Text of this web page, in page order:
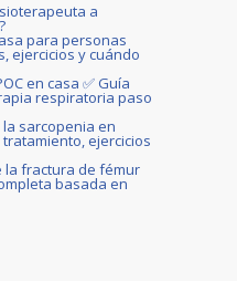
a
para personas
ejercicios y cuándo
en casa ✅ Guía
respiratoria paso
sarcopenia en
ejercicios
la fractura de fémur
basada en